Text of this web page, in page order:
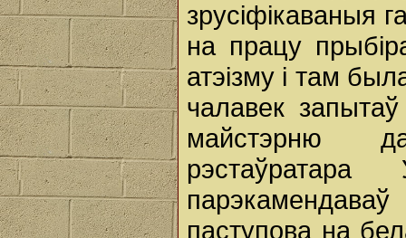
зрусіфікаваныя
на працу
атэізму і там
чалавек
майстэрню
паступова на